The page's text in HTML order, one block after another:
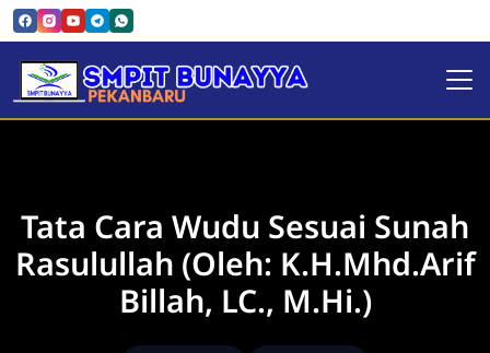
SMPIT Bunayya Pekanbaru
Tata Cara Wudu Sesuai Sunah
Rasulullah (Oleh: K.H.Mhd.Arif
Billah, LC., M.Hi.)